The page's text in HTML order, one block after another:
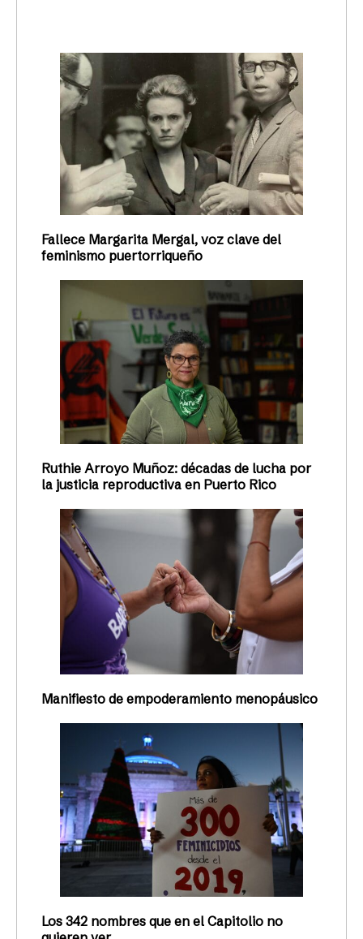
Fallece Margarita Mergal, voz clave del
feminismo puertorriqueño
Ruthie Arroyo Muñoz: décadas de lucha por
la justicia reproductiva en Puerto Rico
Manifiesto de empoderamiento menopáusico
Los 342 nombres que en el Capitolio no